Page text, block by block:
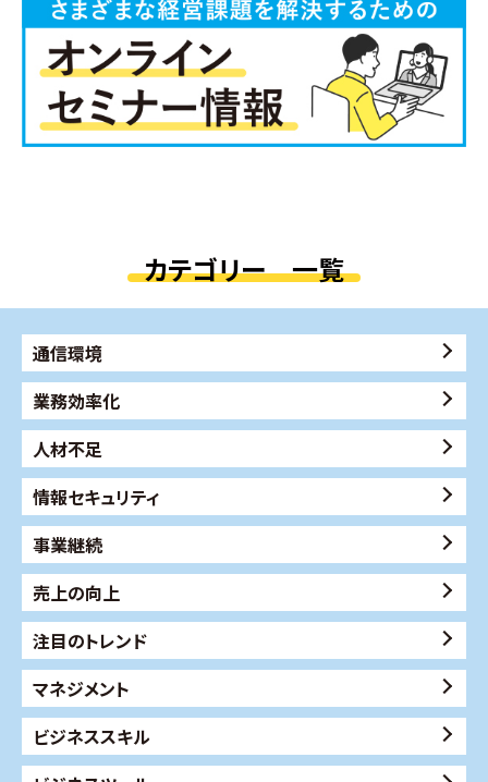
カテゴリー 一覧
通信環境
業務効率化
人材不足
情報セキュリティ
事業継続
売上の向上
注目のトレンド
マネジメント
ビジネススキル